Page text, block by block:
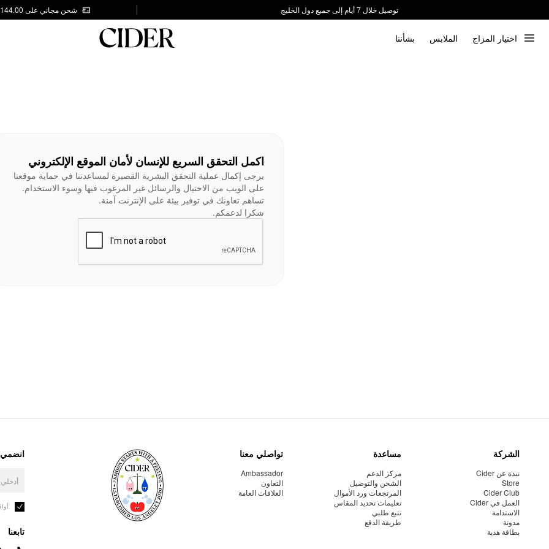
توصيل خلال 7 أيام إلى جميع دول الخليج
شحن مجاني على AED 144.00
اختيار المزاج الملابس بشأننا
اكمل التحقق السريع للإنسان لأمان الموقع الإلكتروني
يرجى إكمال عملية التحقق البشرية القصيرة لمساعدتنا في حماية موقعنا
على الويب من الاحتيال والرسائل غير المرغوب فيها وسوء الاستخدام.
تساهم تعاونك في توفير بيئة على الإنترنت آمنة.
شكرا لدعمكم.
الشركة
نبذة عن Cider
Store
Cider Club
العمل في Cider
الاستدامة
مدونة
بطاقة هدية
مساعدة
مركز الدعم
الشحن والتوصيل
المرتجعات ورد الأموال
تعليمات تحديد المقاس
تتبع طلبي
طريقة الدفع
تواصلي معنا
Ambassador
التعاون
العلاقات العامة
انضمي
تابعنا